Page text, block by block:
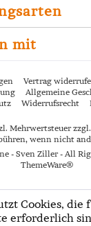
mit
Vertrag
Allgemeine
Widerrufsrecht
Mehrwertsteuer zzgl.
wenn nicht
- Sven Ziller - All
ThemeWare®
Cookies,
erforderlich